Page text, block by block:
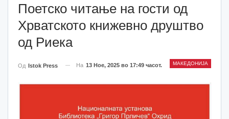
Поетско читање на гости од
Хрватското книжевно друштво
од Риека
МАКЕДОНИЈА
Од Istok Press На 13 Ное, 2025 во 17:49 часот.